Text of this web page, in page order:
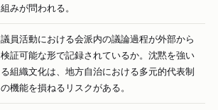
組みが問われる。
議員活動における会派内の議論過程が外部から
検証可能な形で記録されているか。沈黙を強い
る組織文化は、地方自治における多元的代表制
の機能を損ねるリスクがある。